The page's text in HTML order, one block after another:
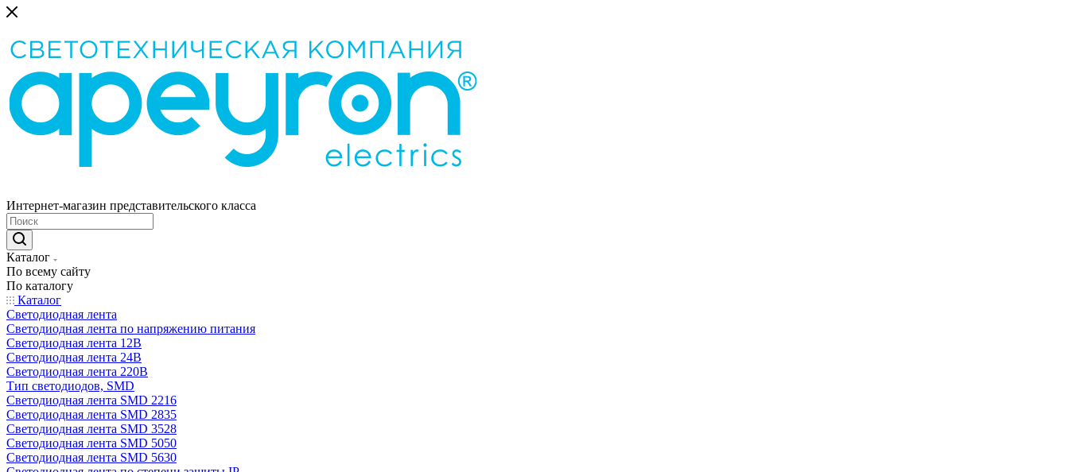
Интернет-магазин представительского класса
Каталог
По всему сайту
По каталогу
Каталог
Светодиодная лента
Светодиодная лента по напряжению питания
Светодиодная лента 12В
Светодиодная лента 24В
Светодиодная лента 220В
Тип светодиодов, SMD
Cветодиодная лента SMD 2216
Светодиодная лента SMD 2835
Светодиодная лента SMD 3528
Светодиодная лента SMD 5050
Светодиодная лента SMD 5630